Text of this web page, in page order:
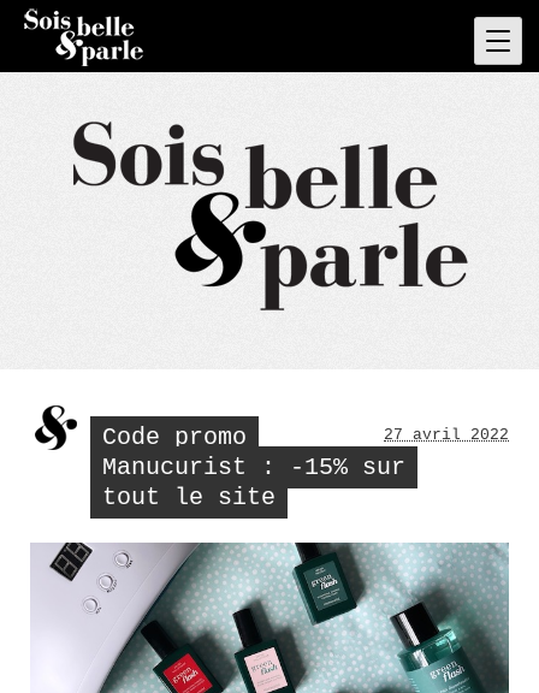
Skip
content
Code promo
Manucurist : -15% sur
tout le site
27 avril 2022